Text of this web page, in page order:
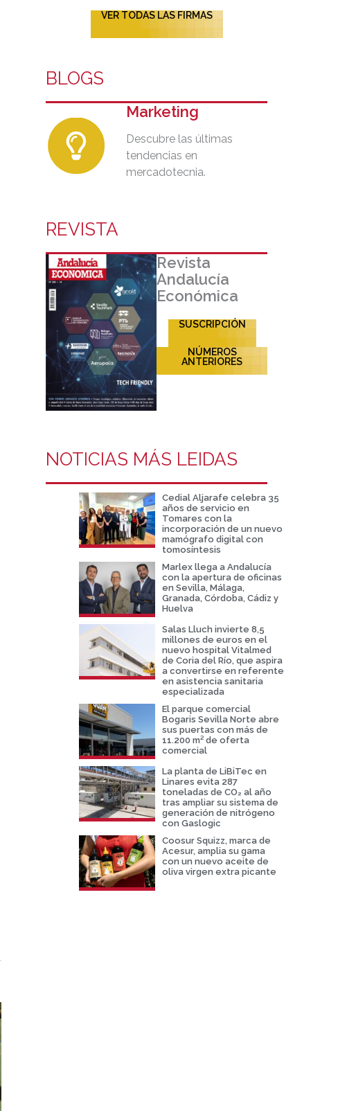
VER TODAS LAS FIRMAS
BLOGS
Marketing
Descubre las últimas
tendencias en
mercadotecnia.
REVISTA
Revista
Andalucía
Económica
SUSCRIPCIÓN
NÚMEROS
ANTERIORES
NOTICIAS MÁS LEIDAS
Cedial Aljarafe celebra 35
años de servicio en
Tomares con la
incorporación de un nuevo
mamógrafo digital con
tomosíntesis
Marlex llega a Andalucía
con la apertura de oficinas
en Sevilla, Málaga,
Granada, Córdoba, Cádiz y
Huelva
Salas Lluch invierte 8,5
millones de euros en el
nuevo hospital Vitalmed
de Coria del Río, que aspira
a convertirse en referente
en asistencia sanitaria
especializada
El parque comercial
Bogaris Sevilla Norte abre
sus puertas con más de
11.200 m² de oferta
comercial
La planta de LiBiTec en
Linares evita 287
toneladas de CO₂ al año
tras ampliar su sistema de
generación de nitrógeno
con Gaslogic
Coosur Squizz, marca de
Acesur, amplia su gama
con un nuevo aceite de
oliva virgen extra picante